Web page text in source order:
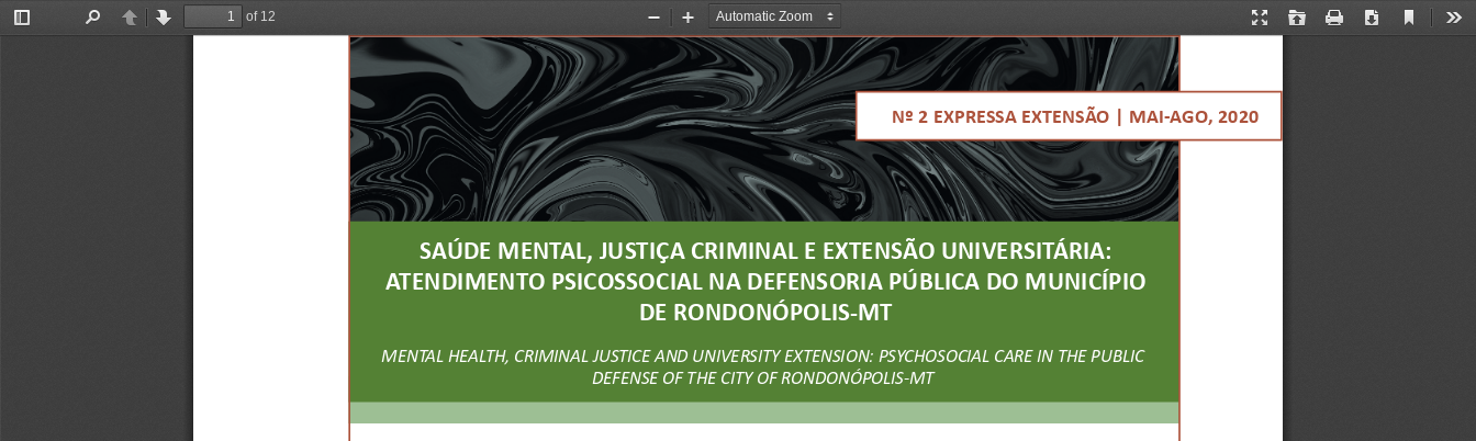
Toggle
PreviousNext
of 12
Presentation
Open Print Download
Current
Zoom
Zoom
In
SAÚDE MENTAL, JUSTIÇA CRIMINAL E EXTENSÃO UNIVERSITÁRIA:
ATENDIMENTO PSICOSSOCIAL NA DEFENSORIA PÚBLICA DO MUNICÍPIO
DE RONDONÓPOLIS-MT
MENTAL HEALTH, CRIMINAL JUSTICE AND UNIVERSITY EXTENSION: PSYCHOSOCIAL CARE IN THE PUBLIC
DEFENSE OF THE CITY OF RONDONÓPOLIS-MT
Nº 2 EXPRESSA EXTENSÃO | MAI-AGO, 2020